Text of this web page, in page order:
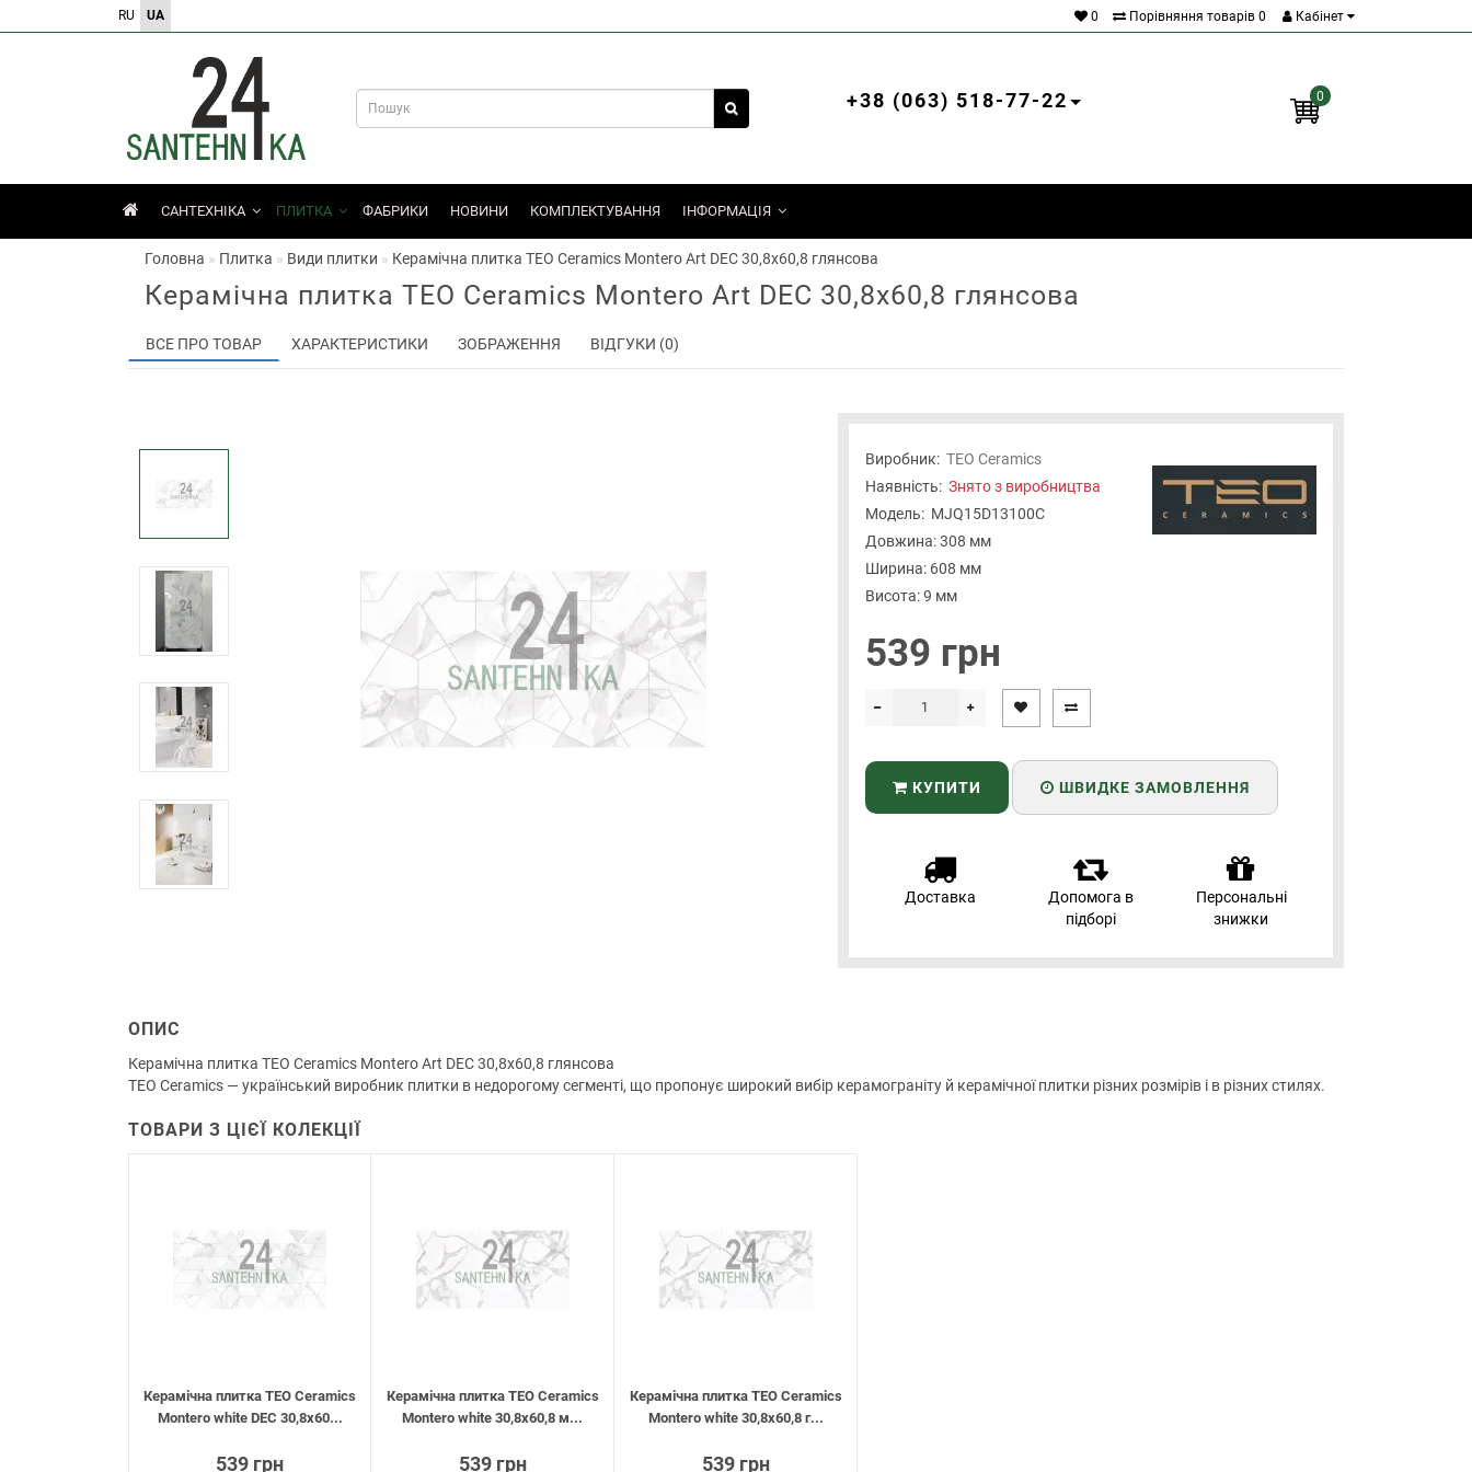
RU UA 0 Порівняння товарів 0 Кабінет
0
+38 (063) 518-77-22
САНТЕХНІКА ПЛИТКА ФАБРИКИ НОВИНИ КОМПЛЕКТУВАННЯ ІНФОРМАЦІЯ
Головна Плитка Види плитки Керамічна плитка TEO Ceramics Montero Art DEC 30,8х60,8 глянсова
Керамічна плитка TEO Ceramics Montero Art DEC 30,8х60,8 глянсова
ВСЕ ПРО ТОВАР ХАРАКТЕРИСТИКИ ЗОБРАЖЕННЯ ВІДГУКИ (0)
Виробник: TEO Ceramics
Наявність: Знято з виробництва
Модель: MJQ15D13100C
Довжина: 308 мм
Ширина: 608 мм
Висота: 9 мм
539 грн
КУПИТИ ШВИДКЕ ЗАМОВЛЕННЯ
Доставка
Допомога в
підборі
Персональні
знижки
ОПИС
Керамічна плитка TEO Ceramics Montero Art DEC 30,8х60,8 глянсова
TEO Ceramics — український виробник плитки в недорогому сегменті, що пропонує широкий вибір керамограніту й керамічної плитки різних розмірів і в різних стилях.
ТОВАРИ З ЦІЄЇ КОЛЕКЦІЇ
Керамічна плитка TEO Ceramics
Montero white DEC 30,8х60...
539 грн
Керамічна плитка TEO Ceramics
Montero white 30,8х60,8 м...
539 грн
Керамічна плитка TEO Ceramics
Montero white 30,8х60,8 г...
539 грн